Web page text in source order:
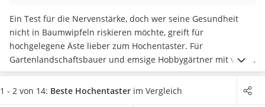
Tiefbrunnenpumpe
Fliesenschneider
Hochdruckreiniger
Doppelschleifer
Überwachungskamera
Benzinrasenmäher mit Elektrostart
Ein Test für die Nervenstärke, doch wer seine Gesundheit
nicht in Baumwipfeln riskieren möchte, greift für
hochgelegene Äste lieber zum Hochentaster. Für
Gartenlandschaftsbauer und emsige Hobbygärtner mit vielen
Bäumen kommt derBenzin-Hochentaster infrage: Er ist
schwerer als die Alternativen, dafür bietet er aber die
1 - 2 von 14: Beste Hochentaster im Vergleich